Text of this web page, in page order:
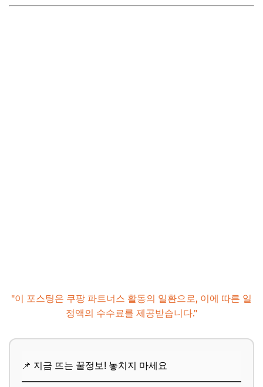
추가할인 코드 WRVE6
"이 포스팅은 쿠팡 파트너스 활동의 일환으로, 이에 따른 일
정액의 수수료를 제공받습니다."
📌 지금 뜨는 꿀정보! 놓치지 마세요